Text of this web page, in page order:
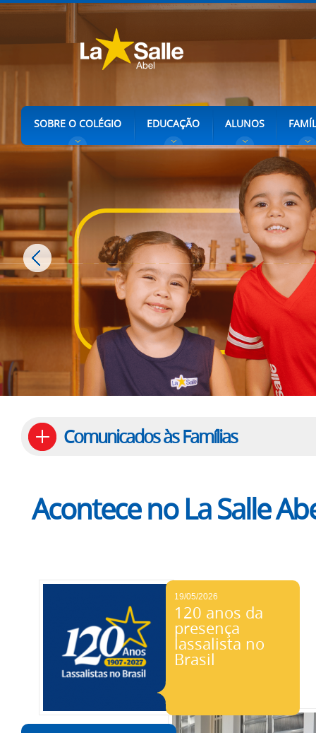
SOBRE O COLÉGIO EDUCAÇÃO ALUNOS
Comunicados às Famílias
Acontece no La Salle
19/05/2026
120 anos da
presença
lassalista no
Brasil